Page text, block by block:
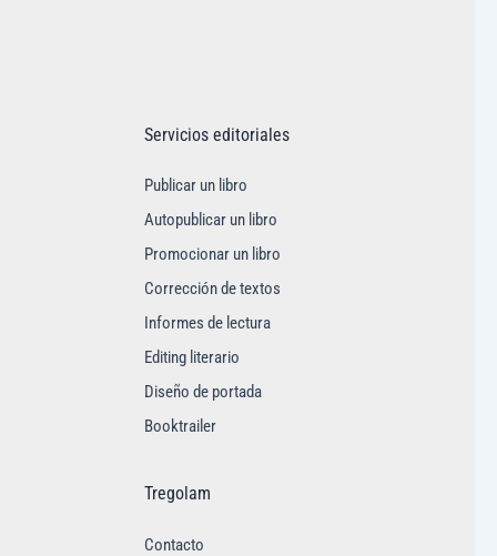
Servicios editoriales
Publicar un libro
Autopublicar un libro
Promocionar un libro
Corrección de textos
Informes de lectura
Editing literario
Diseño de portada
Booktrailer
Tregolam
Contacto